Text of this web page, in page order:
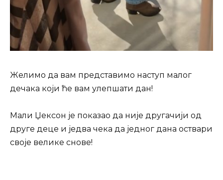
Желимо да вам представимо наступ малог
дечака који ће вам улепшати дан!
Мали Џексон је показао да није другачији од
друге деце и једва чека да једног дана оствари
своје велике снове!